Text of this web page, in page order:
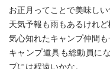
お正月ってことで美味し
天気予報も雨もあるけれど
気心知れたキャンプ仲間も
キャンプ道具も総動員に
プには程遠いかな。